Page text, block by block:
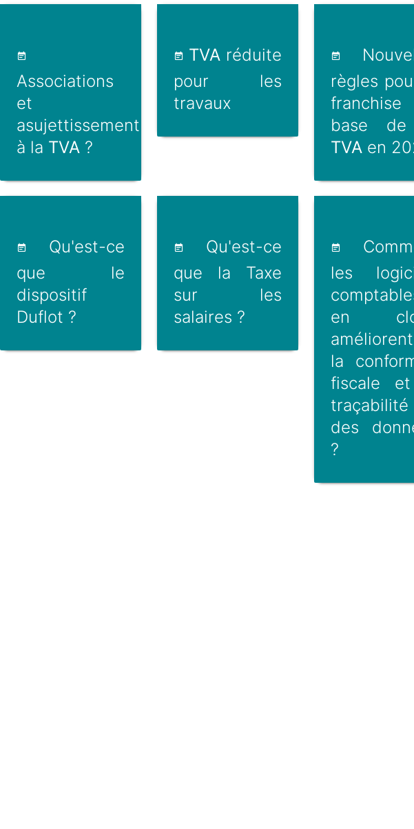
Associations
et
asujettissement
à la TVA ?
TVA réduite
pour les
travaux
règles
base
TVAen
Qu'est-ce
que le
dispositif
Duflot ?
Qu'est-ce
que la Taxe
sur les
salaires ?
les
en
la
fiscale
traçabilité
des
?